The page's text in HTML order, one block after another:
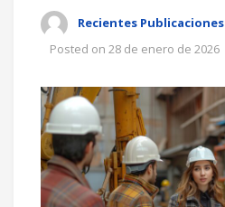
Recientes Publicaciones
Posted on 28 de enero de 2026